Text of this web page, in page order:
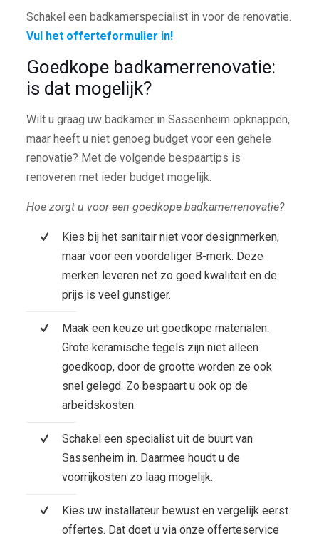
Schakel een badkamerspecialist in voor de renovatie.
Vul het offerteformulier in!
Goedkope badkamerrenovatie:
is dat mogelijk?
Wilt u graag uw badkamer in Sassenheim opknappen,
maar heeft u niet genoeg budget voor een gehele
renovatie? Met de volgende bespaartips is
renoveren met ieder budget mogelijk.
Hoe zorgt u voor een goedkope badkamerrenovatie?
Kies bij het sanitair niet voor designmerken,
maar voor een voordeliger B-merk. Deze
merken leveren net zo goed kwaliteit en de
prijs is veel gunstiger.
Maak een keuze uit goedkope materialen.
Grote keramische tegels zijn niet alleen
goedkoop, door de grootte worden ze ook
snel gelegd. Zo bespaart u ook op de
arbeidskosten.
Schakel een specialist uit de buurt van
Sassenheim in. Daarmee houdt u de
voorrijkosten zo laag mogelijk.
Kies uw installateur bewust en vergelijk eerst
offertes. Dat doet u via onze offerteservice